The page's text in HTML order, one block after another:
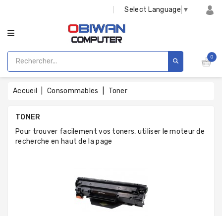
Select Language ▼
0
Accueil Consommables Toner
TONER
Pour trouver facilement vos toners, utiliser le moteur de
recherche en haut de la page